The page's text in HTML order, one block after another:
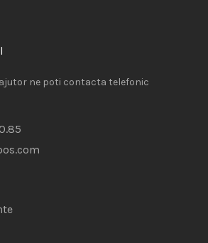
ajutor ne poti contacta telefonic